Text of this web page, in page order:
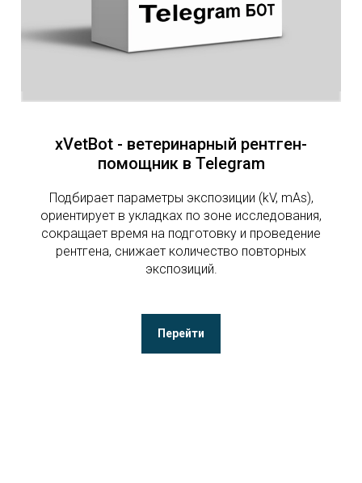
xVetBot - ветеринарный рентген-
помощник в Telegram
Подбирает параметры экспозиции (kV, mAs),
ориентирует в укладках по зоне исследования,
сокращает время на подготовку и проведение
рентгена, снижает количество повторных
экспозиций.
Перейти